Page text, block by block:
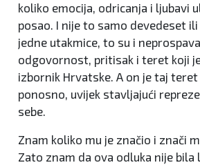
koliko emocija, odricanja i ljubavi
posao. I nije to samo devedeset
jedne utakmice, to su i
odgovornost, pritisak i teret koji
izbornik Hrvatske. A on je taj
ponosno, uvijek stavljajući
sebe.
Znam koliko mu je značio i znači
Zato znam da ova odluka nije bila